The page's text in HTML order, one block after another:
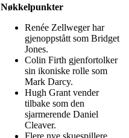
Nøkkelpunkter
Renée Zellweger har
gjenoppstått som Bridget
Jones.
Colin Firth gjenfortolker
sin ikoniske rolle som
Mark Darcy.
Hugh Grant vender
tilbake som den
sjarmerende Daniel
Cleaver.
Flere nye skuespillere